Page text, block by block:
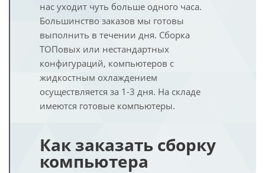
нас уходит чуть больше одного часа.
Большинство заказов мы готовы
выполнить в течении дня. Сборка
ТОПовых или нестандартных
конфигураций, компьютеров с
жидкостным охлаждением
осуществляется за 1-3 дня. На складе
имеются готовые компьютеры.
Как заказать сборку
компьютера